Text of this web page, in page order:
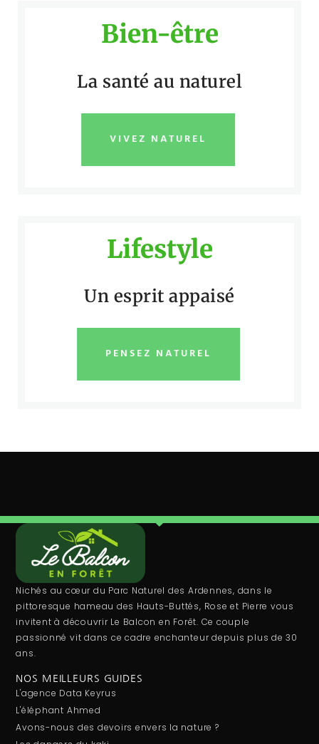
Bien-être
La santé au naturel
VIVEZ NATUREL
Lifestyle
Un esprit appaisé
PENSEZ NATUREL
Nichés au cœur du Parc Naturel des Ardennes, dans le
pittoresque hameau des Hauts-Buttés, Rose et Pierre vous
invitent à découvrir Le Balcon en Forêt. Ce couple
passionné vit dans ce cadre enchanteur depuis plus de 30
ans.
NOS MEILLEURS GUIDES
L'agence Data Keyrus
L'éléphant Ahmed
Avons-nous des devoirs envers la nature ?